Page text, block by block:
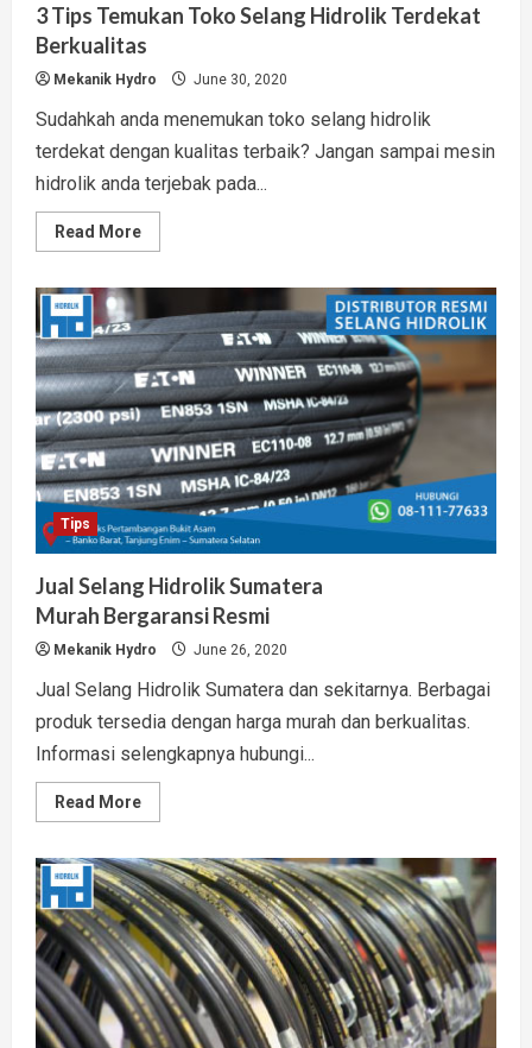
3 Tips Temukan Toko Selang Hidrolik Terdekat
Berkualitas
Mekanik Hydro June 30, 2020
Sudahkah anda menemukan toko selang hidrolik
terdekat dengan kualitas terbaik? Jangan sampai mesin
hidrolik anda terjebak pada...
Read MoreRead
more
Temukan
Toko
Selang
Hidrolik
Terdekat
Berkualitas
Tips
Jual Selang Hidrolik Sumatera
Murah Bergaransi Resmi
Mekanik Hydro June 26, 2020
Jual Selang Hidrolik Sumatera dan sekitarnya. Berbagai
produk tersedia dengan harga murah dan berkualitas.
Informasi selengkapnya hubungi...
Read MoreRead
more
Selang
Hidrolik
Sumatera
Murah Bergaransi
Resmi